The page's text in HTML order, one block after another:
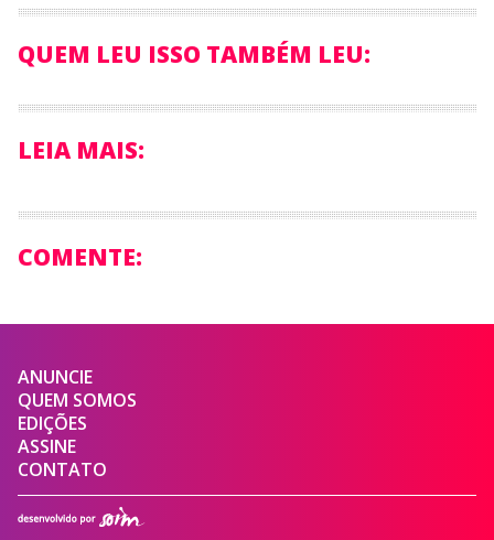
QUEM LEU ISSO TAMBÉM LEU:
LEIA MAIS:
COMENTE:
ANUNCIE
QUEM SOMOS
EDIÇÕES
ASSINE
CONTATO